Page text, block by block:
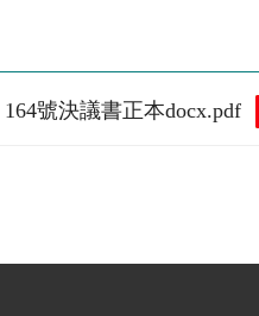
號決議書正本docx.pdf